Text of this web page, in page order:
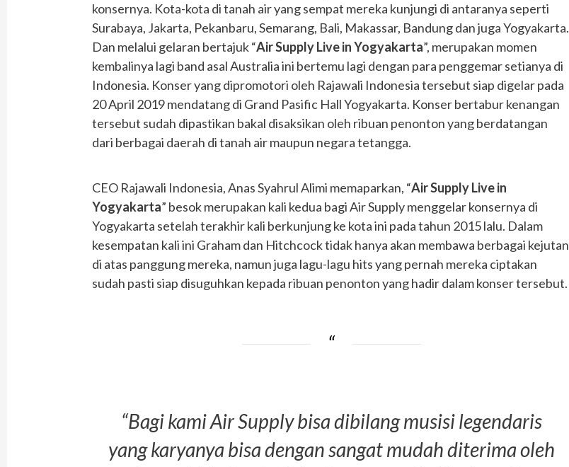
konsernya. Kota-kota di tanah air yang sempat mereka kunjungi di antaranya seperti
Surabaya, Jakarta, Pekanbaru, Semarang, Bali, Makassar, Bandung dan juga Yogyakarta.
Dan melalui gelaran bertajuk “Air Supply Live in Yogyakarta”, merupakan momen
kembalinya lagi band asal Australia ini bertemu lagi dengan para penggemar setianya di
Indonesia. Konser yang dipromotori oleh Rajawali Indonesia tersebut siap digelar pada
20 April 2019 mendatang di Grand Pasific Hall Yogyakarta. Konser bertabur kenangan
tersebut sudah dipastikan bakal disaksikan oleh ribuan penonton yang berdatangan
dari berbagai daerah di tanah air maupun negara tetangga.
CEO Rajawali Indonesia, Anas Syahrul Alimi memaparkan, “Air Supply Live in
Yogyakarta” besok merupakan kali kedua bagi Air Supply menggelar konsernya di
Yogyakarta setelah terakhir kali berkunjung ke kota ini pada tahun 2015 lalu. Dalam
kesempatan kali ini Graham dan Hitchcock tidak hanya akan membawa berbagai kejutan
di atas panggung mereka, namun juga lagu-lagu hits yang pernah mereka ciptakan
sudah pasti siap disuguhkan kepada ribuan penonton yang hadir dalam konser tersebut.
“Bagi kami Air Supply bisa dibilang musisi legendaris
yang karyanya bisa dengan sangat mudah diterima oleh